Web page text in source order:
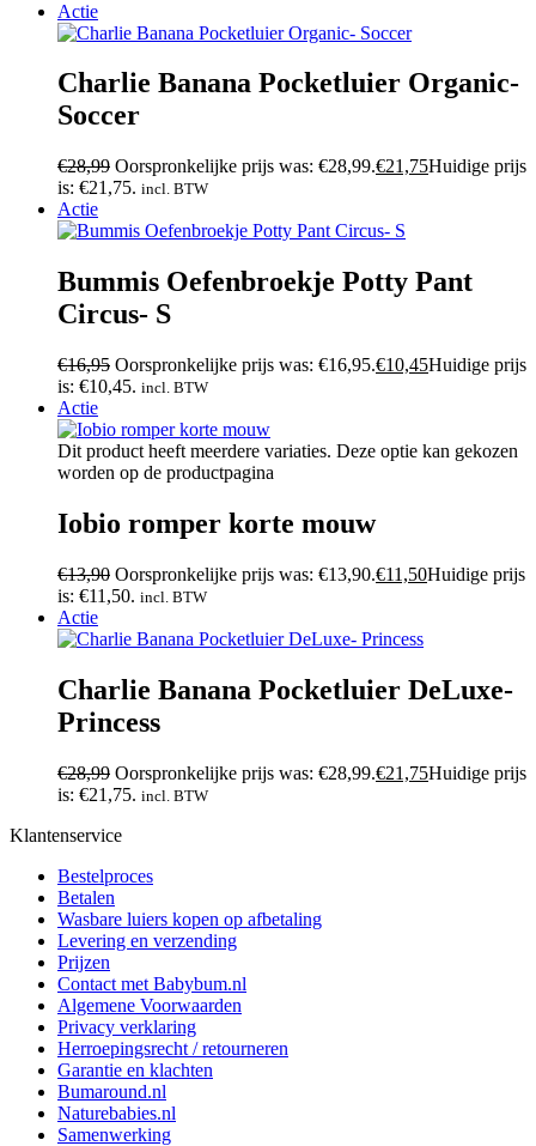
Actie
Charlie Banana Pocketluier Organic-
Soccer
€28,99 Oorspronkelijke prijs was: €28,99.€21,75Huidige prijs
is: €21,75. incl. BTW
Actie
Bummis Oefenbroekje Potty Pant
Circus- S
€16,95 Oorspronkelijke prijs was: €16,95.€10,45Huidige prijs
is: €10,45. incl. BTW
Actie
Dit product heeft meerdere variaties. Deze optie kan gekozen
worden op de productpagina
Iobio romper korte mouw
€13,90 Oorspronkelijke prijs was: €13,90.€11,50Huidige prijs
is: €11,50. incl. BTW
Actie
Charlie Banana Pocketluier DeLuxe-
Princess
€28,99 Oorspronkelijke prijs was: €28,99.€21,75Huidige prijs
is: €21,75. incl. BTW
Klantenservice
Bestelproces
Betalen
Wasbare luiers kopen op afbetaling
Levering en verzending
Prijzen
Contact met Babybum.nl
Algemene Voorwaarden
Privacy verklaring
Herroepingsrecht / retourneren
Garantie en klachten
Bumaround.nl
Naturebabies.nl
Samenwerking